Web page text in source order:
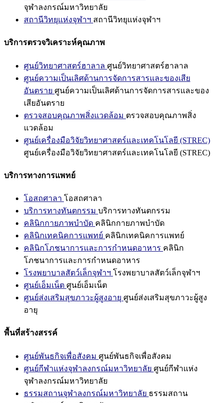
จุฬาลงกรณ์มหาวิทยาลัย
สถานีวิทยุแห่งจุฬาฯ สถานีวิทยุแห่งจุฬาฯ
บริการตรวจวิเคราะห์คุณภาพ
ศูนย์วิทยาศาสตร์ฮาลาล ศูนย์วิทยาศาสตร์ฮาลาล
ศูนย์ความเป็นเลิศด้านการจัดการสารและของเสีย
อันตราย ศูนย์ความเป็นเลิศด้านการจัดการสารและของ
เสียอันตราย
ตรวจสอบคุณภาพสิ่งแวดล้อม ตรวจสอบคุณภาพสิ่ง
แวดล้อม
ศูนย์เครื่องมือวิจัยวิทยาศาสตร์และเทคโนโลยี (STREC)
ศูนย์เครื่องมือวิจัยวิทยาศาสตร์และเทคโนโลยี (STREC)
บริการทางการแพทย์
โอสถศาลา โอสถศาลา
บริการทางทันตกรรม บริการทางทันตกรรม
คลินิกกายภาพบำบัด คลินิกกายภาพบำบัด
คลินิกเทคนิคการแพทย์ คลินิกเทคนิคการแพทย์
คลินิกโภชนาการและการกำหนดอาหาร คลินิก
โภชนาการและการกำหนดอาหาร
โรงพยาบาลสัตว์เล็กจุฬาฯ โรงพยาบาลสัตว์เล็กจุฬาฯ
ศูนย์เอ็มเน็ต ศูนย์เอ็มเน็ต
ศูนย์ส่งเสริมสุขภาวะผู้สูงอายุ ศูนย์ส่งเสริมสุขภาวะผู้สูง
อายุ
พื้นที่สร้างสรรค์
ศูนย์พันธกิจเพื่อสังคม ศูนย์พันธกิจเพื่อสังคม
ศูนย์กีฬาแห่งจุฬาลงกรณ์มหาวิทยาลัย ศูนย์กีฬาแห่ง
จุฬาลงกรณ์มหาวิทยาลัย
ธรรมสถานจุฬาลงกรณ์มหาวิทยาลัย ธรรมสถาน